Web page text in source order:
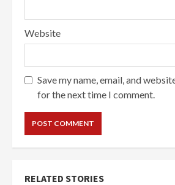
Website
Save my name, email, and
for the next time I comment.
RELATED STORIES